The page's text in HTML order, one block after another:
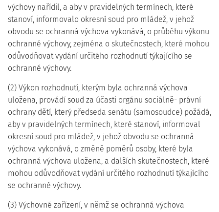
výchovy nařídil, a aby v pravidelných termínech, které
stanoví, informovalo okresní soud pro mládež, v jehož
obvodu se ochranná výchova vykonává, o průběhu výkonu
ochranné výchovy, zejména o skutečnostech, které mohou
odůvodňovat vydání určitého rozhodnutí týkajícího se
ochranné výchovy.
(2) Výkon rozhodnutí, kterým byla ochranná výchova
uložena, provádí soud za účasti orgánu sociálně- právní
ochrany dětí, který předseda senátu (samosoudce) požádá,
aby v pravidelných termínech, které stanoví, informoval
okresní soud pro mládež, v jehož obvodu se ochranná
výchova vykonává, o změně poměrů osoby, které byla
ochranná výchova uložena, a dalších skutečnostech, které
mohou odůvodňovat vydání určitého rozhodnutí týkajícího
se ochranné výchovy.
(3) Výchovné zařízení, v němž se ochranná výchova